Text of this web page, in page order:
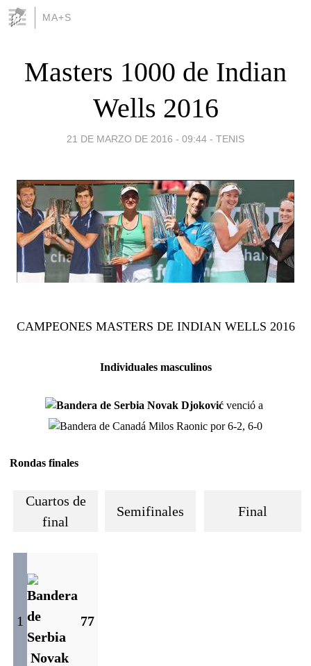
MA+S
Masters 1000 de Indian
Wells 2016
21 DE MARZO DE 2016 - 09:44 - TENIS
CAMPEONES MASTERS DE INDIAN WELLS 2016
Individuales masculinos
Novak Djoković venció a
Milos Raonic por 6-2, 6-0
Rondas finales
Cuartos de
final
Semifinales Final
1
Novak
77